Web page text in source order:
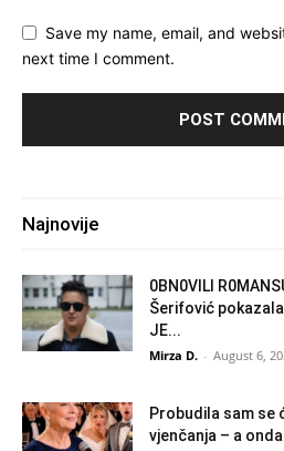
Save my name, email, and
next time I comment.
Najnovije
0BN0VlLl
Šerifović pokazala
JE...
Mirza D. - August 6,
Probudila sam se
vjenčanja – a